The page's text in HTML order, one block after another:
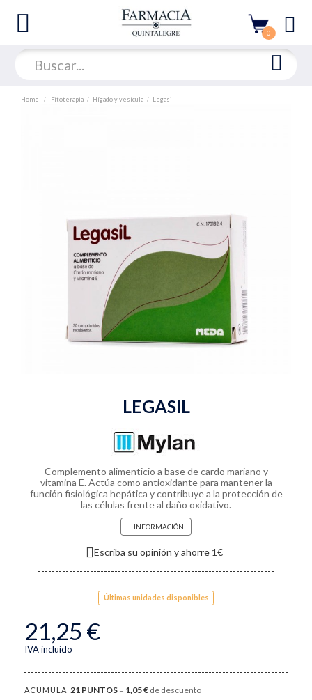
0
Home Fitoterapia Hígado y vesícula Legasil
LEGASIL
Complemento alimenticio a base de cardo mariano y
vitamina E. Actúa como antioxidante para mantener la
función fisiológica hepática y contribuye a la protección de
las células frente al daño oxidativo.
+ INFORMACIÓN
Escriba su opinión y ahorre 1€
Últimas unidades disponibles
21,25 €
IVA incluido
ACUMULA 21 PUNTOS = 1,05 € de descuento